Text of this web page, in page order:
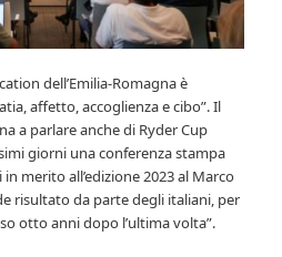
dell’Emilia-Romagna è
affetto, accoglienza e cibo”. Il
a parlare anche di Ryder Cup
giorni una conferenza stampa
merito all’edizione 2023 al Marco
risultato da parte degli italiani, per
otto anni dopo l’ultima volta”.